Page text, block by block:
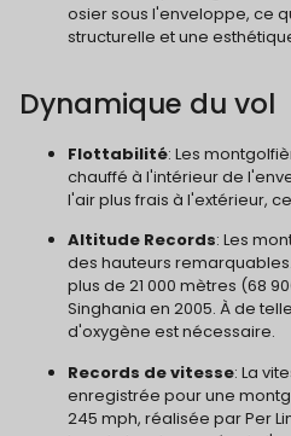
osier sous l'enveloppe, ce
structurelle et une
Dynamique du vol
Flottabilité: Les
chauffé à l'intérieur de
l'air plus frais à l'extérieur,
Altitude Records: Les
des hauteurs
plus de 21 000 mètres (68
Singhania en 2005. À de
d'oxygène est nécessaire.
Records de vitesse: La
enregistrée pour une
245 mph, réalisée par Per